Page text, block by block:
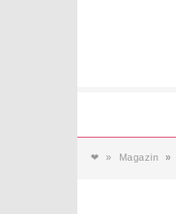
❤ Magazin